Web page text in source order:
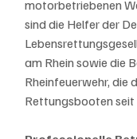
motorbetriebenen
sind die Helfer der
am Rhein sowie die
Rheinfeuerwehr, die
Rettungsbooten seit